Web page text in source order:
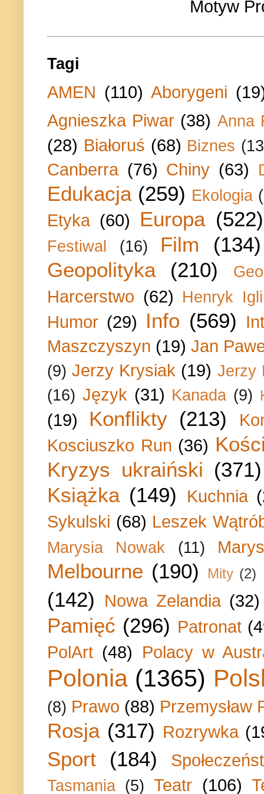
Motyw
Tagi
AMEN (110) Aborygeni
Agnieszka Piwar (38) Anna
(28) Białoruś (68) Biznes
Canberra (76) Chiny (63)
Edukacja (259) Ekologia
Etyka (60) Europa (522)
Festiwal (16) Film
(134)
Geopolityka
(210)
Harcerstwo (62) Henryk
Humor (29) Info (569)
Maszczyszyn (19) Jan
(9) Jerzy Krysiak (19) Jerzy
(16) Język (31) Kanada (9)
(19) Konflikty (213)
Kosciuszko Run (36)
Kryzys ukraiński (371)
Książka (149) Kuchnia
Sykulski (68) Leszek
Marysia Nowak (11)
Melbourne (190) Mity (2)
(142) Nowa Zelandia (32)
Pamięć (296) Patronat
PolArt (48) Polacy w
Polonia (1365)
(8) Prawo (88) Przemysław
Rosja (317) Rozrywka
Sport (184)
Tasmania (5) Teatr (106)